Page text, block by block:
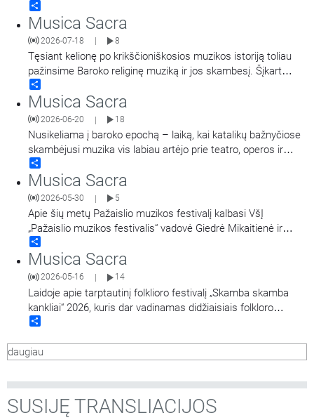
Musica Sacra
2026-07-18 8
Tęsiant kelionę po krikščioniškosios muzikos istoriją toliau
pažinsime Baroko religinę muziką ir jos skambesį. Šįkart
pasinersime į oratorijos žanro istoriją, jos raidą ir skambesį
bei artimiau susipažinsime su vienu garsiausių šio žanro
kūrėjų – kompozitoriumi Georgu Friedrichu Händeliu. Laidą
veda - Sofija Venskūnaitė…
Musica Sacra
2026-06-20 | 18
Nusikeliama į baroko epochą – laiką, kai katalikų bažnyčiose
skambėjusi muzika vis labiau artėjo prie teatro, operos ir
pasaulietinės iškilmės estetikos. Kalbama apie įtampą tarp
liturgijos reikalavimų ir muzikos puošnumo, apie Tridento
susirinkimą bei pastangas reguliuoti bažnytinį skambesį ir
apie tai, kaip baroko kompozitoriai…
Musica Sacra
2026-05-30 | 5
Apie šių metų Pažaislio muzikos festivalį kalbasi VšĮ
„Pažaislio muzikos festivalis“ vadovė Giedrė Mikaitienė ir
Kauno valstybinės filharmonijos vadovas Justinas Krėpšta.
Laidą veda Vilius Kaminskas.
Musica Sacra
2026-05-16 14
Laidoje apie tarptautinį folklioro festivalį „Skamba skamba
kankliai“ 2026, kuris dar vadinamas didžiaisiais folkloro
atlaidais kalbasi tautodailininkė Marija Liugienė ir Vilniaus
Venckūnaitė. Laidą veda Lietuvių literatūros ir tautosakos
daugiau
SUSIJĘ TRANSLIACIJOS